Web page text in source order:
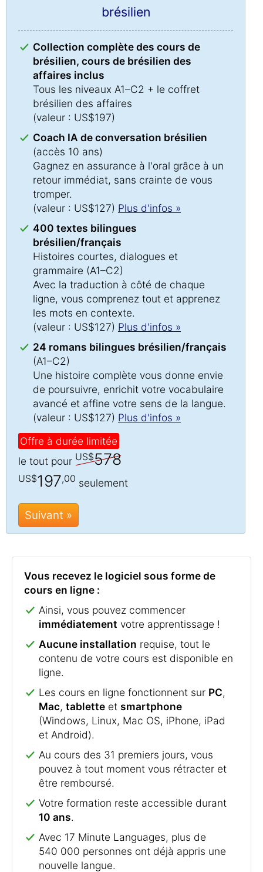
brésilien
Collection complète des cours de
brésilien, cours de brésilien des
affaires inclus
Tous les niveaux A1–C2 + le coffret
brésilien des affaires
(valeur : US$197)
Coach IA de conversation brésilien
(accès 10 ans)
Gagnez en assurance à l'oral grâce à un
retour immédiat, sans crainte de vous
tromper.
(valeur : US$127) Plus d'infos »
400 textes bilingues
brésilien/français
Histoires courtes, dialogues et
grammaire (A1–C2)
Avec la traduction à côté de chaque
ligne, vous comprenez tout et apprenez
les mots en contexte.
(valeur : US$127) Plus d'infos »
24 romans bilingues brésilien/français
(A1–C2)
Une histoire complète vous donne envie
de poursuivre, enrichit votre vocabulaire
avancé et affine votre sens de la langue.
(valeur : US$127) Plus d'infos »
Offre à durée limitée
le tout pour US$578
US$197,00 seulement
Suivant »
Vous recevez le logiciel sous forme de
cours en ligne :
Ainsi, vous pouvez commencer
immédiatement votre apprentissage !
Aucune installation requise, tout le
contenu de votre cours est disponible en
ligne.
Les cours en ligne fonctionnent sur PC,
Mac, tablette et smartphone
(Windows, Linux, Mac OS, iPhone, iPad
et Android).
Au cours des 31 premiers jours, vous
pouvez à tout moment vous rétracter et
être remboursé.
Votre formation reste accessible durant
10 ans.
Avec 17 Minute Languages, plus de
540 000 personnes ont déjà appris une
nouvelle langue.